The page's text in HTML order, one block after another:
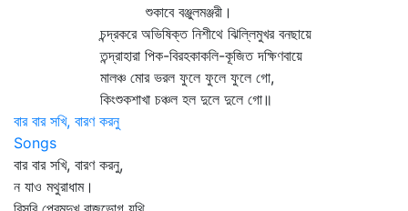
শুকাবে বঞ্জুলমঞ্জরী।
চন্দ্রকরে অভিষিক্ত নিশীথে ঝিল্লিমুখর বনছায়ে
তন্দ্রাহারা পিক-বিরহকাকলি-কূজিত দক্ষিণবায়ে
মালঞ্চ মোর ভরল ফুলে ফুলে ফুলে গো,
কিংশুকশাখা চঞ্চল হল দুলে দুলে গো॥
বার বার সখি, বারণ করনু
Songs
বার বার সখি, বারণ করনু,
ন যাও মথুরাধাম।